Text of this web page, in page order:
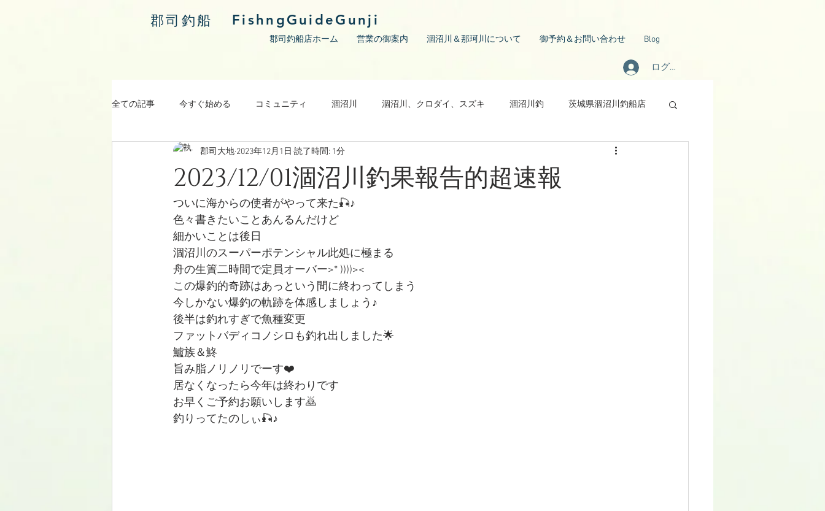
郡司釣船 FishngGuideGunji
郡司釣船店ホーム 営業の御案内 涸沼川＆那珂川について 御予約＆お問い合わせ Blog
ログイン
全ての記事 今すぐ始める コミュニティ 涸沼川 涸沼川、クロダイ、スズキ 涸沼川釣 茨城県涸沼川釣船店
涸沼川釣果報告
2023/12/01涸沼川釣果報告的超速報
郡司大地 2023年12月1日 読了時間: 1分
ついに海からの使者がやって来た🎣♪
色々書きたいことあんるんだけど
細かいことは後日
涸沼川のスーパーポテンシャル此処に極まる
舟の生簀二時間で定員オーバー>* ))))><
この爆釣的奇跡はあっという間に終わってしまう
今しかない爆釣の軌跡を体感しましょう♪
後半は釣れすぎで魚種変更
ファットバディコノシロも釣れ出しました🌟
鱸族＆鮗
旨み脂ノリノリでーす❤️
居なくなったら今年は終わりです
お早くご予約お願いします🙇
釣りってたのしぃ🎣♪